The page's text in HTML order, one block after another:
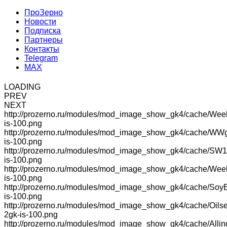
ПроЗерно
Новости
Подписка
Партнеры
Контакты
Telegram
MAX
LOADING
PREV
NEXT
http://prozerno.ru/modules/mod_image_show_gk4/cache/
is-100.png
http://prozerno.ru/modules/mod_image_show_gk4/cache/
is-100.png
http://prozerno.ru/modules/mod_image_show_gk4/cache/
is-100.png
http://prozerno.ru/modules/mod_image_show_gk4/cache/
is-100.png
http://prozerno.ru/modules/mod_image_show_gk4/cache/
is-100.png
http://prozerno.ru/modules/mod_image_show_gk4/cache/
2gk-is-100.png
http://prozerno.ru/modules/mod_image_show_gk4/cache/